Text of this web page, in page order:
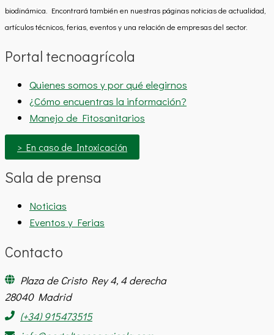
biodinámica. Encontrará también en nuestras páginas noticias de actualidad,
artículos técnicos, ferias, eventos y una relación de empresas del sector.
Portal tecnoagrícola
Quienes somos y por qué elegirnos
¿Cómo encuentras la información?
Manejo de Fitosanitarios
> En caso de Intoxicación
Sala de prensa
Noticias
Eventos y Ferias
Contacto
Plaza de Cristo Rey 4, 4 derecha
28040 Madrid
(+34) 915473515